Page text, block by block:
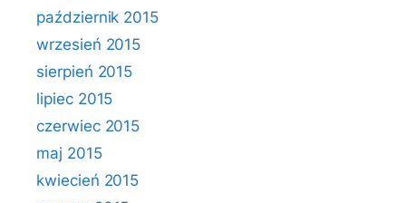
październik 2015
wrzesień 2015
sierpień 2015
lipiec 2015
czerwiec 2015
maj 2015
kwiecień 2015